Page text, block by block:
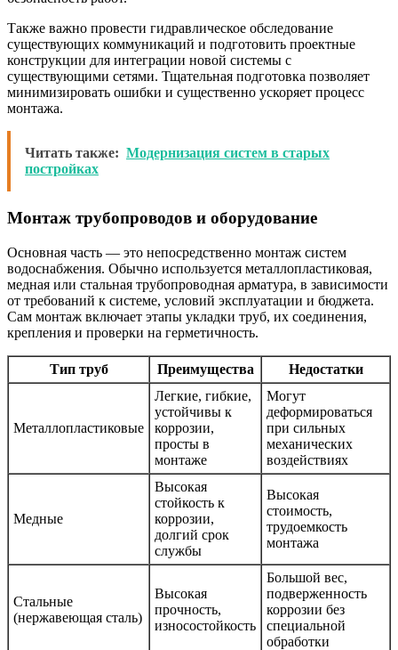
Также важно провести гидравлическое обследование
существующих коммуникаций и подготовить проектные
конструкции для интеграции новой системы с
существующими сетями. Тщательная подготовка позволяет
минимизировать ошибки и существенно ускоряет процесс
монтажа.
Читать также: Модернизация систем в старых
постройках
Монтаж трубопроводов и оборудование
Основная часть — это непосредственно монтаж систем
водоснабжения. Обычно используется металлопластиковая,
медная или стальная трубопроводная арматура, в зависимости
от требований к системе, условий эксплуатации и бюджета.
Сам монтаж включает этапы укладки труб, их соединения,
крепления и проверки на герметичность.
Тип труб Преимущества Недостатки
Металлопластиковые
Легкие, гибкие,
устойчивы к
коррозии,
просты в
монтажe
Могут
деформироваться
при сильных
механических
воздействиях
Медные
Высокая
стойкость к
коррозии,
долгий срок
службы
Высокая
стоимость,
трудоемкость
монтажа
Стальные
(нержавеющая сталь)
Высокая
прочность,
износостойкость
Большой вес,
подверженность
коррозии без
специальной
обработки